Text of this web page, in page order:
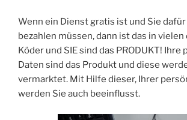
Wenn ein Dienst gratis ist und Sie
bezahlen müssen, dann ist das in
Köder und SIE sind das PRODUKT! Ihre
Daten sind das Produkt und diese
vermarktet. Mit Hilfe dieser, Ihrer
werden Sie auch beeinflusst.